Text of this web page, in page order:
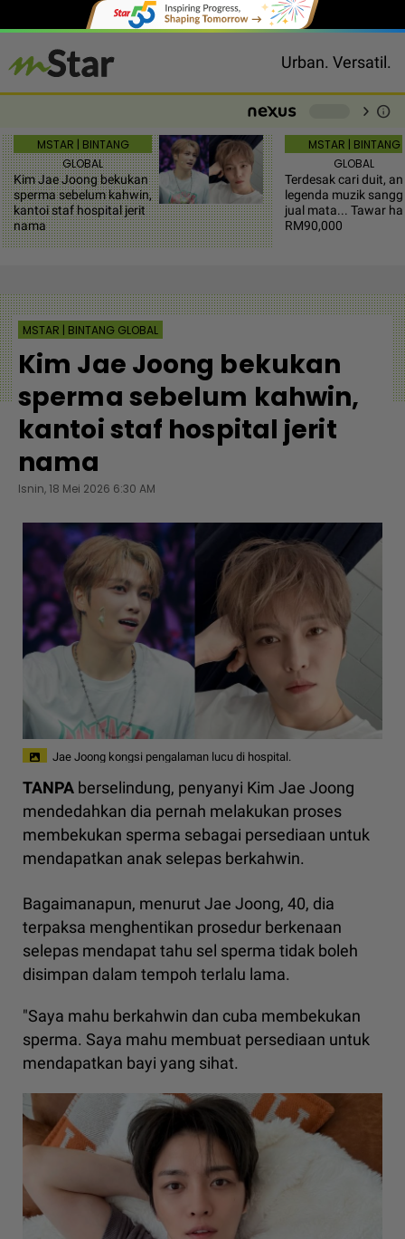
Urban. Versatil.
chevron_right info
MSTAR | BINTANG
GLOBAL
Kim Jae Joong bekukan
sperma sebelum kahwin,
kantoi staf hospital jerit
nama
MSTAR | BINTANG
GLOBAL
Terdesak cari duit,
legenda muzik
jual mata... Tawar
RM90,000
MSTAR | BINTANG GLOBAL
Kim Jae Joong bekukan
sperma sebelum kahwin,
kantoi staf hospital jerit
nama
Isnin, 18 Mei 2026 6:30 AM
Jae Joong kongsi pengalaman lucu di hospital.
TANPA berselindung, penyanyi Kim Jae Joong
mendedahkan dia pernah melakukan proses
membekukan sperma sebagai persediaan untuk
mendapatkan anak selepas berkahwin.
Bagaimanapun, menurut Jae Joong, 40, dia
terpaksa menghentikan prosedur berkenaan
selepas mendapat tahu sel sperma tidak boleh
disimpan dalam tempoh terlalu lama.
"Saya mahu berkahwin dan cuba membekukan
sperma. Saya mahu membuat persediaan untuk
mendapatkan bayi yang sihat.